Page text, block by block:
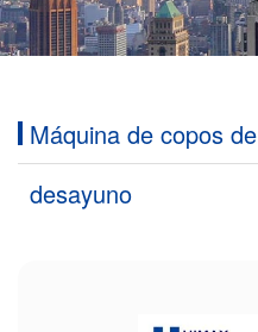
Máquina de copos
desayuno